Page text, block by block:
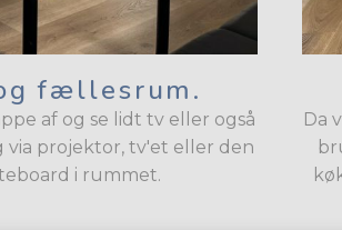
fællesrum.
af og se lidt tv eller også
via projektor, tv'et eller den
i rummet.
Da